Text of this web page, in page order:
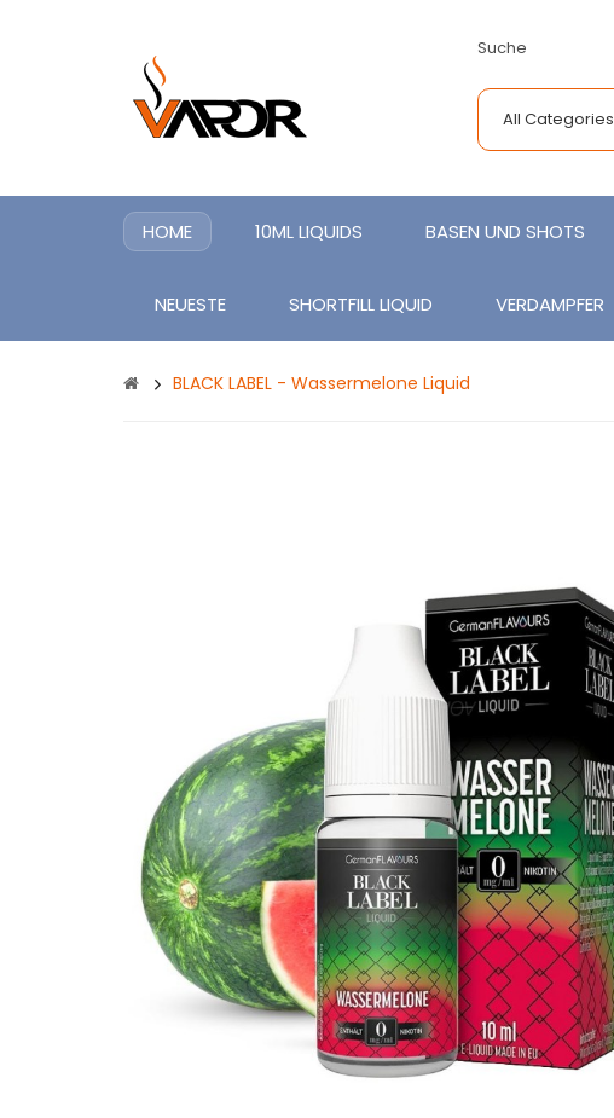
Suche
All Categories
HOME 10ML LIQUIDS BASEN UND SHOTS
NEUESTE SHORTFILL LIQUID VERDAMPFER
BLACK LABEL - Wassermelone Liquid